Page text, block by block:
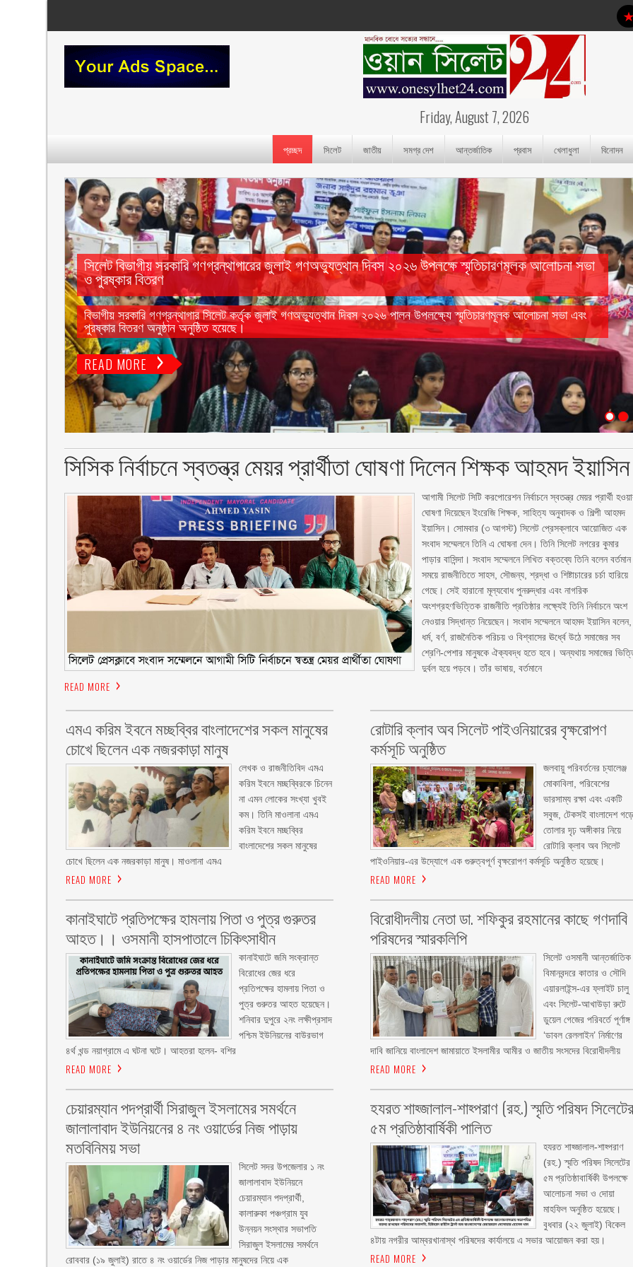
Friday, August 7, 2026
প্রচ্ছদ সিলেট জাতীয় সমগ্র দেশ আন্তর্জাতিক প্রবাস খেলাধুলা বিনোদন
বিভাগীয় সরকারি গণগ্রন্থাগার সিলেট কর্তৃক জুলাই গণঅভ্যুত্থান দিবস ২০২৬ পালন উপলক্ষ্যে স্মৃতিচারণমূলক আলোচনা সভা এবং
পুরষ্কার বিতরণ অনুষ্ঠান অনুষ্ঠিত হয়েছে।
সিলেট বিভাগীয় সরকারি গণগ্রন্থাগারের জুলাই গণঅভ্যুত্থান দিবস ২০২৬ উপলক্ষে স্মৃতিচারণমূলক আলোচনা সভা
ও পুরষ্কার বিতরণ ‎ ‎
READ MORE
সিসিক নির্বাচনে স্বতন্ত্র মেয়র প্রার্থীতা ঘোষণা দিলেন শিক্ষক আহমদ ইয়াসিন
আগামী সিলেট সিটি করপোরেশন নির্বাচনে স্বতন্ত্র মেয়র প্রার্থী
ঘোষণা দিয়েছেন ইংরেজি শিক্ষক, সাহিত্য অনুবাদক ও শিল্পী আহমদ
ইয়াসিন। সোমবার (৩ আগস্ট) সিলেট প্রেসক্লাবে আয়োজিত এক
সংবাদ সম্মেলনে তিনি এ ঘোষনা দেন। তিনি সিলেট নগরের কুমার
পাড়ার বাসিন্দা। সংবাদ সম্মেলনে লিখিত বক্তব্যে তিনি বলেন বর্তমান
সময়ে রাজনীতিতে সাহস, সৌজন্য, শ্রদ্ধা ও শিষ্টাচারের চর্চা হারিয়ে
গেছে। সেই হারানো মূল্যবোধ পুনরুদ্ধার এবং নাগরিক
অংশগ্রহণভিত্তিক রাজনীতি প্রতিষ্ঠার লক্ষ্যেই তিনি নির্বাচনে অংশ
নেওয়ার সিদ্ধান্ত নিয়েছেন। সংবাদ সম্মেলনে আহমদ ইয়াসিন বলেন,
ধর্ম, বর্ণ, রাজনৈতিক পরিচয় ও বিশ্বাসের ঊর্ধ্বে উঠে সমাজের সব
শ্রেণি-পেশার মানুষকে ঐক্যবদ্ধ হতে হবে। অন্যথায় সমাজের
দুর্বল হয়ে পড়বে। তাঁর ভাষায়, বর্তমানে
READ MORE
এমএ করিম ইবনে মচ্ছব্বির বাংলাদেশের সকল মানুষের
চোখে ছিলেন এক নজরকাড়া মানুষ ‎
লেখক ও রাজনীতিবিদ এমএ
করিম ইবনে মচ্ছব্বিরকে চিনেন
না এমন লোকের সংখ্যা খুবই
কম। তিনি মাওলানা এমএ
করিম ইবনে মচ্ছব্বির
বাংলাদেশের সকল মানুষের
চোখে ছিলেন এক নজরকাড়া মানুষ। মাওলানা এমএ
READ MORE
রোটারি ক্লাব অব সিলেট পাইওনিয়ারের বৃক্ষরোপণ
কর্মসূচি অনুষ্ঠিত
জলবায়ু পরিবর্তনের চ্যালেঞ্জ
মোকাবিলা, পরিবেশের
ভারসাম্য রক্ষা এবং একটি
সবুজ, টেকসই বাংলাদেশ
তোলার দৃঢ় অঙ্গীকার নিয়ে
রোটারি ক্লাব অব সিলেট
পাইওনিয়ার-এর উদ্যোগে এক গুরুত্বপূর্ণ বৃক্ষরোপণ কর্মসূচি অনুষ্ঠিত হয়েছে। ‎
READ MORE
কানাইঘাটে প্রতিপক্ষের হামলায় পিতা ও পুত্র গুরুতর
আহত।। ওসমানী হাসপাতালে চিকিৎসাধীন
কানাইঘাটে জমি সংক্রান্ত
বিরোধের জের ধরে
প্রতিপক্ষের হামলায় পিতা ও
পুত্র গুরুতর আহত হয়েছেন।
শনিবার দুপুরে ২নং লক্ষীপ্রসাদ
পশ্চিম ইউনিয়নের বাউরভাগ
৪র্থ খন্ড নয়াগ্রামে এ ঘটনা ঘটে। আহতরা হলেন- বশির
READ MORE
বিরোধীদলীয় নেতা ডা. শফিকুর রহমানের কাছে গণদাবি
পরিষদের স্মারকলিপি ‎
‎‎সিলেট ওসমানী আন্তর্জাতিক
বিমানবন্দরে কাতার ও সৌদি
এয়ারলাইন্স-এর ফ্লাইট চালু
এবং সিলেট-আখাউড়া রুটে
ডুয়েল গেজের পরিবর্তে পূর্ণাঙ্গ
‘ডাবল রেললাইন’ নির্মাণের
দাবি জানিয়ে বাংলাদেশ জামায়াতে ইসলামীর আমীর ও জাতীয় সংসদের বিরোধীদলীয়
READ MORE
চেয়ারম্যান পদপ্রার্থী সিরাজুল ইসলামের সমর্থনে
জালালাবাদ ইউনিয়নের ৪ নং ওয়ার্ডের নিজ পাড়ায়
মতবিনিময় সভা
সিলেট সদর উপজেলার ১ নং
জালালাবাদ ইউনিয়নে
চেয়ারম্যান পদপ্রার্থী,
কালারুকা পঞ্চগ্রাম যুব
উন্নয়ন সংস্থার সভাপতি
সিরাজুল ইসলামের সমর্থনে
রোববার (১৯ জুলাই) রাতে ৪ নং ওয়ার্ডের নিজ পাড়ার মানুষদের নিয়ে এক
হযরত শাহ্জালাল-শাহ্পরাণ (রহ.) স্মৃতি পরিষদ সিলেটের
৫ম প্রতিষ্ঠাবার্ষিকী পালিত ‎​
হযরত শাহ্জালাল-শাহ্পরাণ
(রহ.) স্মৃতি পরিষদ সিলেটের
৫ম প্রতিষ্ঠাবার্ষিকী উপলক্ষে
আলোচনা সভা ও দোয়া
মাহফিল অনুষ্ঠিত হয়েছে। ‎​
বুধবার (২২ জুলাই) বিকেল
৪টায় নগরীর আম্বরখানাস্থ পরিষদের কার্যালয়ে এ সভার আয়োজন করা হয়।
READ MORE